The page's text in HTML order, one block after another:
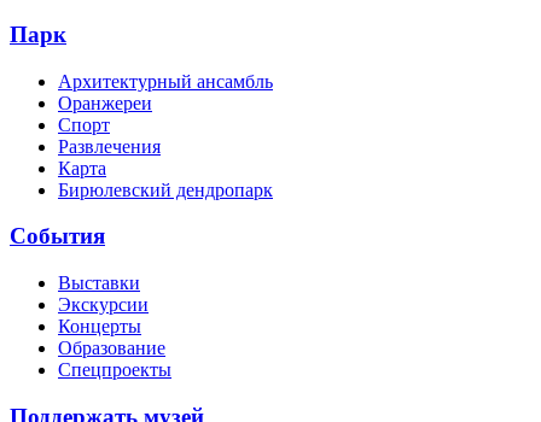
Парк
Архитектурный ансамбль
Оранжереи
Спорт
Развлечения
Карта
Бирюлевский дендропарк
События
Выставки
Экскурсии
Концерты
Образование
Спецпроекты
Поддержать музей